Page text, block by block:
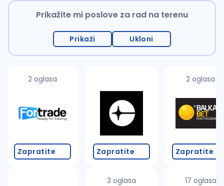
Prikažite mi poslove za rad na terenu
Prikaži Ukloni
2 oglasa
Zapratite Zapratite
3 oglasa
2 oglasa
Zapratite
17 oglasa